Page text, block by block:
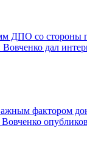
ДПО со
Вовченко дал
фактором